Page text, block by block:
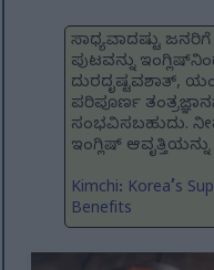
ಸಾಧ್ಯವಾದಷ್ಟು
ಪುಟವನ್ನು
ದುರದೃಷ್ಟವಶಾತ್,
ಪರಿಪೂರ್ಣ
ಸಂಭವಿಸಬಹುದು.
ಇಂಗ್ಲಿಷ್ ಆವೃತ್ತಿಯನ್ನು
Kimchi: Korea’s
Benefits